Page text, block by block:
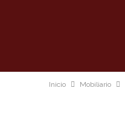
Inicio Mobiliario